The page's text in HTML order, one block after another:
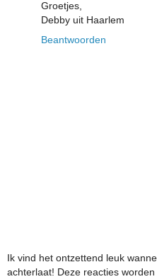
Groetjes,
Debby uit Haarlem
Beantwoorden
Ik vind het ontzettend leuk
achterlaat! Deze reacties